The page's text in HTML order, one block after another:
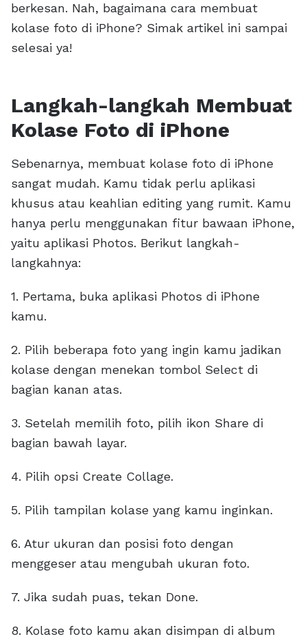
berkesan. Nah, bagaimana cara membuat
kolase foto di iPhone? Simak artikel ini sampai
selesai ya!
Langkah-langkah Membuat
Kolase Foto di iPhone
Sebenarnya, membuat kolase foto di iPhone
sangat mudah. Kamu tidak perlu aplikasi
khusus atau keahlian editing yang rumit. Kamu
hanya perlu menggunakan fitur bawaan iPhone,
yaitu aplikasi Photos. Berikut langkah-
langkahnya:
1. Pertama, buka aplikasi Photos di iPhone
kamu.
2. Pilih beberapa foto yang ingin kamu jadikan
kolase dengan menekan tombol Select di
bagian kanan atas.
3. Setelah memilih foto, pilih ikon Share di
bagian bawah layar.
4. Pilih opsi Create Collage.
5. Pilih tampilan kolase yang kamu inginkan.
6. Atur ukuran dan posisi foto dengan
menggeser atau mengubah ukuran foto.
7. Jika sudah puas, tekan Done.
8. Kolase foto kamu akan disimpan di album